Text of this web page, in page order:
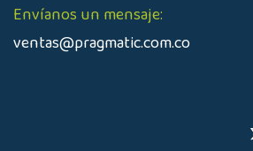
Envíanos un mensaje:
ventas@pragmatic.com.co